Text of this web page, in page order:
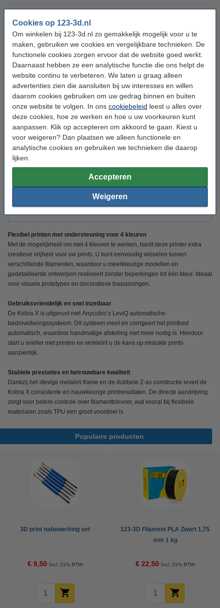
Cookies op 123-3d.nl
Om winkelen bij 123-3d.nl zo gemakkelijk mogelijk voor u te
maken, gebruiken we cookies en vergelijkbare technieken. De
functionele cookies zorgen ervoor dat de website goed werkt.
Daarnaast hebben ze een analytische functie die ons helpt de
website continu te verbeteren. We laten u graag alleen
advertenties zien die aansluiten bij uw interesses en willen
daarom cookies gebruiken om uw gedrag binnen en buiten
onze website te volgen. In ons cookiebeleid leest u alles over
deze cookies, hoe ze werken en hoe u uw voorkeuren kunt
aanpassen. Klik op accepteren om akkoord te gaan. Kiest u
voor weigeren? Dan plaatsen we alleen functionele en
analytische cookies en gebruiken we technieken die daarop
lijken.
Accepteren
Weigeren
Extruder: Direct
Extruder max temp: 300 °C
Voltage: 24 V DC
Extra info: uw oude apparaat
Ons Artikelnr: DKI00544
Direct mee bestellen
€ 22,50
123-3D Filament PLA Starterpack Zwart, Wit,
Rood, Geel en Donkerblauw 1,75 mm 1 kg
€ 99,00
Flexibel printen met ondersteuning voor 4 kleuren
Met de mogelijkheid om met 4 kleuren te werken, biedt deze printer extra
creatieve vrijheid voor uw prints. U kunt eenvoudig wisselen tussen
verschillende filamenten, waardoor u meerkleurige modellen en
gedetailleerde ontwerpen realiseert zonder beperkingen tot één kleur. Ideaal
voor visuele prototypes en decoratieve toepassingen.
Gebruiksvriendelijk en snel inzetbaar
De Kobra X is uitgerust met Anycubic’s LeviQ automatische
bednivelleringssysteem. Dit systeem meet en corrigeert het printbed
automatisch, waardoor handmatige afstelling niet meer nodig is. Hierdoor
start u sneller met printen en verkleint u de kans op mislukte prints
aanzienlijk.
Stabiele prestaties en betrouwbare kwaliteit
Dankzij het stevige metalen frame en de dubbele Z-as constructie levert de
Kobra X consistente en nauwkeurige printresultaten. De directe aandrijving
zorgt voor betere controle over filamenttoevoer, wat vooral bij flexibele
materialen zoals TPU een groot voordeel is.
Populaire producten
3D print nabewerking set
€ 9,50 Incl. 21% BTW
123-3D Filament PLA Zwart 1,75
mm 1 kg
€ 22,50 Incl. 21% BTW